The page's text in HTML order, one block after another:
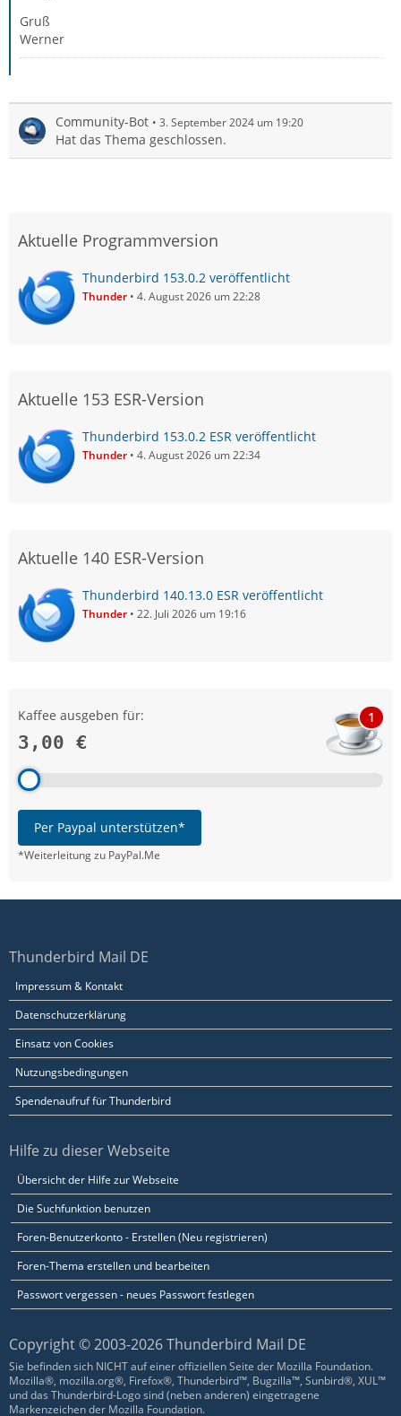
Gruß
Werner
Community-Bot 3. September 2024 um 19:20
Hat das Thema geschlossen.
Aktuelle Programmversion
Thunderbird 153.0.2 veröffentlicht
Thunder 4. August 2026 um 22:28
Aktuelle 153 ESR-Version
Thunderbird 153.0.2 ESR veröffentlicht
Thunder 4. August 2026 um 22:34
Aktuelle 140 ESR-Version
Thunderbird 140.13.0 ESR veröffentlicht
Thunder 22. Juli 2026 um 19:16
Kaffee ausgeben für:
3,00 €
1
Per Paypal unterstützen*
*Weiterleitung zu PayPal.Me
Thunderbird Mail DE
Impressum & Kontakt
Datenschutzerklärung
Einsatz von Cookies
Nutzungsbedingungen
Spendenaufruf für Thunderbird
Hilfe zu dieser Webseite
Übersicht der Hilfe zur Webseite
Die Suchfunktion benutzen
Foren-Benutzerkonto - Erstellen (Neu registrieren)
Foren-Thema erstellen und bearbeiten
Passwort vergessen - neues Passwort festlegen
Copyright © 2003-2026 Thunderbird Mail DE
Sie befinden sich NICHT auf einer offiziellen Seite der Mozilla Foundation.
Mozilla®, mozilla.org®, Firefox®, Thunderbird™, Bugzilla™, Sunbird®, XUL™
und das Thunderbird-Logo sind (neben anderen) eingetragene
Markenzeichen der Mozilla Foundation.